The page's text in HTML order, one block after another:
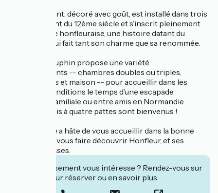
L'établissement, décoré avec goût, est installé dans trois
maisons datant du 12ème siècle et s’inscrit pleinement
dans l’histoire honfleuraise, une histoire datant du
Moyen Age qui fait tant son charme que sa renommée.
L'hôtel du Dauphin propose une variété
d'hébergements -- chambres doubles ou triples,
appartements et maison -- pour accueillir dans les
meilleures conditions le temps d’une escapade
romantique, familiale ou entre amis en Normandie.
Même vos amis à quatre pattes sont bienvenus !
Toute l’équipe a hâte de vous accueillir dans la bonne
humeur et de vous faire découvrir Honfleur, et ses
bonnes adresses.
Cet établissement vous intéresse ? Rendez-vous sur
leur site pour réserver ou en savoir plus.